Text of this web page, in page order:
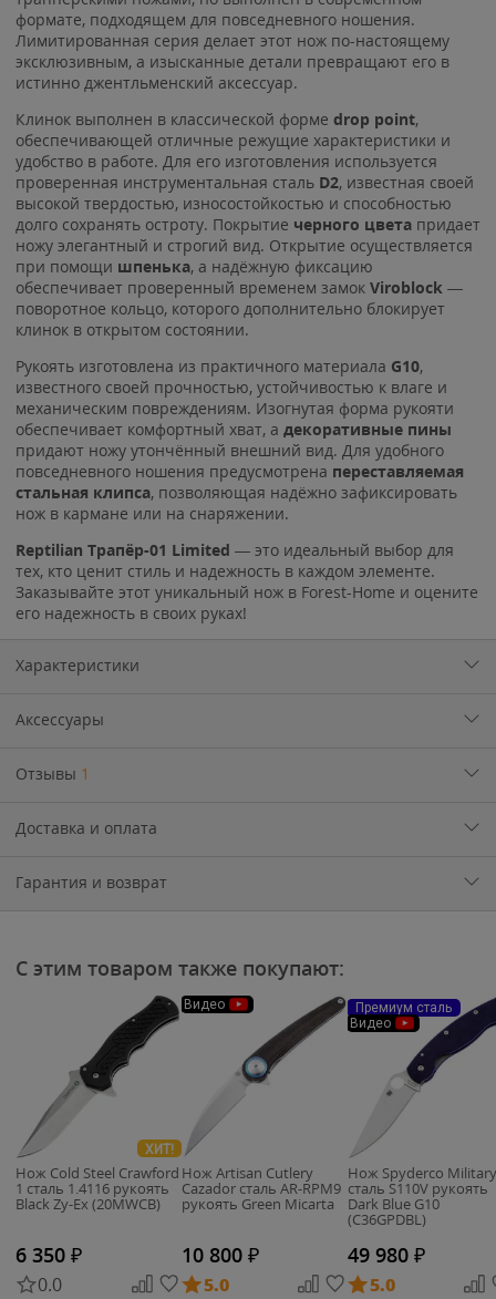
формате, подходящем для повседневного ношения.
Лимитированная серия делает этот нож по-настоящему
эксклюзивным, а изысканные детали превращают его в
истинно джентльменский аксессуар.
Клинок выполнен в классической форме drop point,
обеспечивающей отличные режущие характеристики и
удобство в работе. Для его изготовления используется
проверенная инструментальная сталь D2, известная своей
высокой твердостью, износостойкостью и способностью
долго сохранять остроту. Покрытие черного цвета придает
ножу элегантный и строгий вид. Открытие осуществляется
при помощи шпенька, а надёжную фиксацию
обеспечивает проверенный временем замок Viroblock —
поворотное кольцо, которого дополнительно блокирует
клинок в открытом состоянии.
Рукоять изготовлена из практичного материала G10,
известного своей прочностью, устойчивостью к влаге и
механическим повреждениям. Изогнутая форма рукояти
обеспечивает комфортный хват, а декоративные пины
придают ножу утончённый внешний вид. Для удобного
повседневного ношения предусмотрена переставляемая
стальная клипса, позволяющая надёжно зафиксировать
нож в кармане или на снаряжении.
Reptilian Трапёр-01 Limited — это идеальный выбор для
тех, кто ценит стиль и надежность в каждом элементе.
Заказывайте этот уникальный нож в Forest-Home и оцените
его надежность в своих руках!
Характеристики
Аксессуары
Отзывы 1
Доставка и оплата
Гарантия и возврат
С этим товаром также покупают:
ХИТ!
Нож Cold Steel Crawford
1 сталь 1.4116 рукоять
Black Zy-Ex (20MWCB)
6 350 ₽
0.0
Видео
Нож Artisan Cutlery
Cazador сталь AR-RPM9
рукоять Green Micarta
10 800 ₽
5.0
Премиум сталь
Видео
Нож Spyderco Military
сталь S110V рукоять
Dark Blue G10
(C36GPDBL)
49 980 ₽
5.0